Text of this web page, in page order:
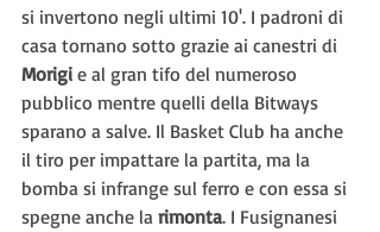
si invertono negli ultimi 10'. I padroni di
casa tornano sotto grazie ai canestri di
Morigi e al gran tifo del numeroso
pubblico mentre quelli della Bitways
sparano a salve. Il Basket Club ha anche
il tiro per impattare la partita, ma la
bomba si infrange sul ferro e con essa si
spegne anche la rimonta. I Fusignanesi